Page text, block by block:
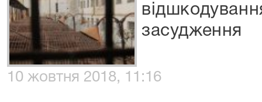
засудження
10 жовтня 2018, 11:16